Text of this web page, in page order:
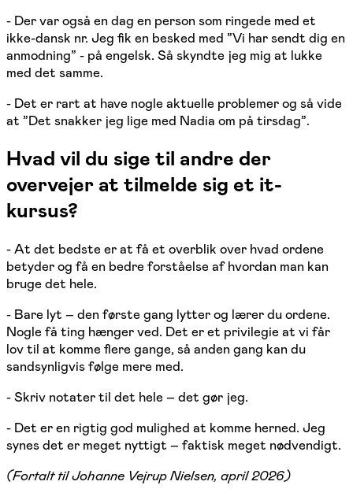
- Der var også en dag en person som ringede med et
ikke-dansk nr. Jeg fik en besked med ”Vi har sendt dig en
anmodning” - på engelsk. Så skyndte jeg mig at lukke
med det samme.
- Det er rart at have nogle aktuelle problemer og så vide
at ”Det snakker jeg lige med Nadia om på tirsdag”.
Hvad vil du sige til andre der
overvejer at tilmelde sig et it-
kursus?
- At det bedste er at få et overblik over hvad ordene
betyder og få en bedre forståelse af hvordan man kan
bruge det hele.
- Bare lyt – den første gang lytter og lærer du ordene.
Nogle få ting hænger ved. Det er et privilegie at vi får
lov til at komme flere gange, så anden gang kan du
sandsynligvis følge mere med.
- Skriv notater til det hele – det gør jeg.
- Det er en rigtig god mulighed at komme herned. Jeg
synes det er meget nyttigt – faktisk meget nødvendigt.
(Fortalt til Johanne Vejrup Nielsen, april 2026)